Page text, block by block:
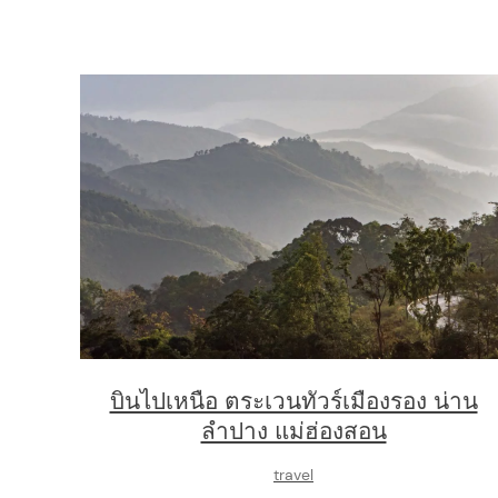
บินไปเหนือ ตระเวนทัวร์เมืองรอง น่าน
ลำปาง แม่ฮ่องสอน
travel